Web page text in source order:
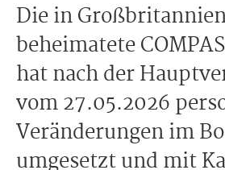
Die in
beheimatete
hat nach der
vom 27.05.2026
Veränderungen im
umgesetzt und mit